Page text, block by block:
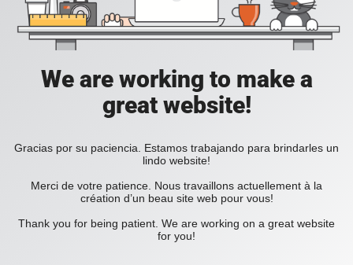
We are working to make a
great website!
Gracias por su paciencia. Estamos trabajando para brindarles un
lindo website!
Merci de votre patience. Nous travaillons actuellement à la
création d’un beau site web pour vous!
Thank you for being patient. We are working on a great website
for you!